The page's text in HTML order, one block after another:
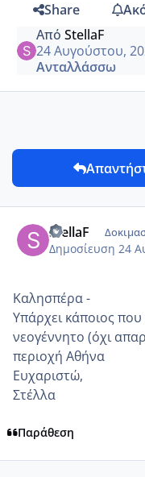
Share
Από StellaF
24 Αυγούστου,
Ανταλλάσσω
StellaF
Δημοσίευση 24
Καλησπέρα -
Υπάρχει κάποιος που
νεογέννητο (όχι
περιοχή Αθήνα
Ευχαριστώ,
Στέλλα
Παράθεση